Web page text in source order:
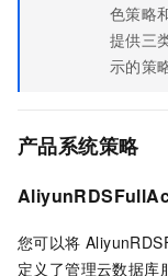
色策略
提供三
示的策
产品系统策略
您可以将
定义了管理云数据库